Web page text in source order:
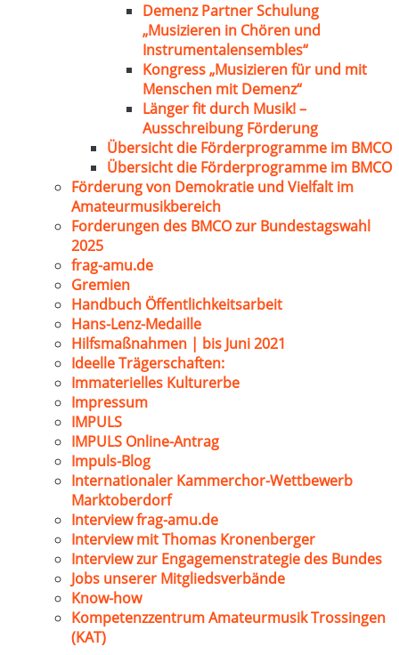
Demenz Partner Schulung
„Musizieren in Chören und
Instrumentalensembles“
Kongress „Musizieren für und mit
Menschen mit Demenz“
Länger fit durch Musik! –
Ausschreibung Förderung
Übersicht die Förderprogramme im BMCO
Übersicht die Förderprogramme im BMCO
Förderung von Demokratie und Vielfalt im
Amateurmusikbereich
Forderungen des BMCO zur Bundestagswahl
2025
frag-amu.de
Gremien
Handbuch Öffentlichkeitsarbeit
Hans-Lenz-Medaille
Hilfsmaßnahmen | bis Juni 2021
Ideelle Trägerschaften:
Immaterielles Kulturerbe
Impressum
IMPULS
IMPULS Online-Antrag
Impuls-Blog
Internationaler Kammerchor-Wettbewerb
Marktoberdorf
Interview frag-amu.de
Interview mit Thomas Kronenberger
Interview zur Engagemenstrategie des Bundes
Jobs unserer Mitgliedsverbände
Know-how
Kompetenzzentrum Amateurmusik Trossingen
(KAT)